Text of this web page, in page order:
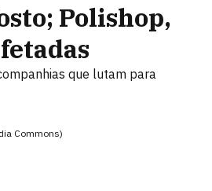
Polishop,
que lutam para
Commons)